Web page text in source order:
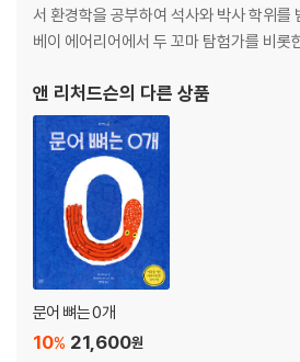
서 환경학을 공부하여 석사와 박사 학위를
베이 에어리어에서 두 꼬마 탐험가를 비롯
앤 리처드슨의 다른 상품
문어 뼈는 0개
21,600원
10%